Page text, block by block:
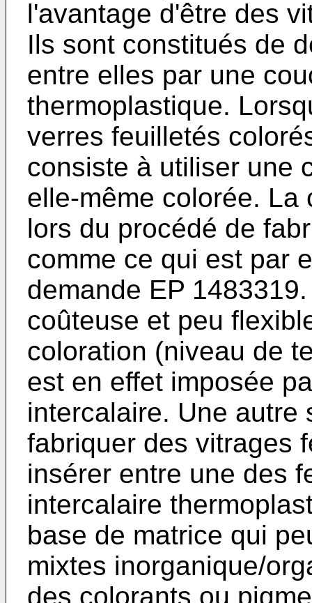
l'avantage d'être des
Ils sont constitués de
entre elles par une
thermoplastique.
verres feuilletés
consiste à utiliser une
elle-même colorée.
lors du procédé de
comme ce qui est par
demande EP 1483319
coûteuse et peu
coloration (niveau de
est en effet imposée
intercalaire. Une autre
fabriquer des vitrages
insérer entre une des
intercalaire
base de matrice qui
mixtes inorganique/
des colorants ou